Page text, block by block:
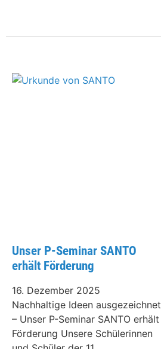
Unser P-Seminar SANTO
erhält Förderung
16. Dezember 2025
Nachhaltige Ideen ausgezeichnet
– Unser P-Seminar SANTO erhält
Förderung Unsere Schülerinnen